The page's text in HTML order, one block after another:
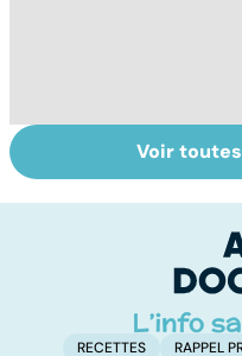
Staphylocoque
doré : une
Voir
RECETTES RAPPEL